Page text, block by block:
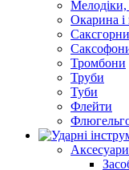
Мелодіки,
Окарина і
Саксгорни
Тромбони
Труби
Туби
Флейти